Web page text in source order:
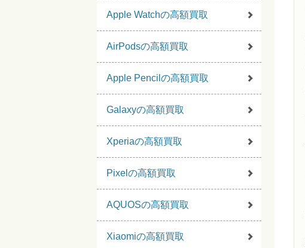
Apple Watchの高額買取
AirPodsの高額買取
Apple Pencilの高額買取
Galaxyの高額買取
Xperiaの高額買取
Pixelの高額買取
AQUOSの高額買取
Xiaomiの高額買取